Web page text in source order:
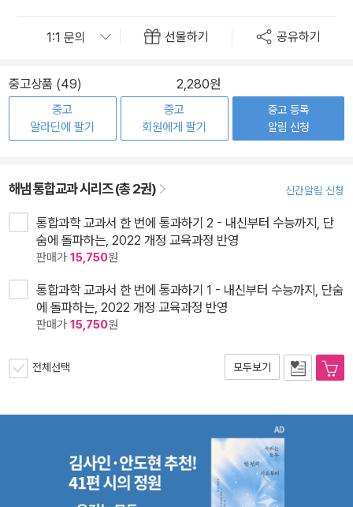
선물하기 공유하기
중고상품 (49) 2,280원
중고
알라딘에 팔기
중고
회원에게 팔기
중고 등록
알림 신청
해냄 통합교과 시리즈 (총 2권) 신간알림 신청
통합과학 교과서 한 번에 통과하기 2 - 내신부터 수능까지, 단
숨에 돌파하는, 2022 개정 교육과정 반영
판매가 15,750원
통합과학 교과서 한 번에 통과하기 1 - 내신부터 수능까지, 단숨
에 돌파하는, 2022 개정 교육과정 반영
판매가 15,750원
전체선택 모두보기